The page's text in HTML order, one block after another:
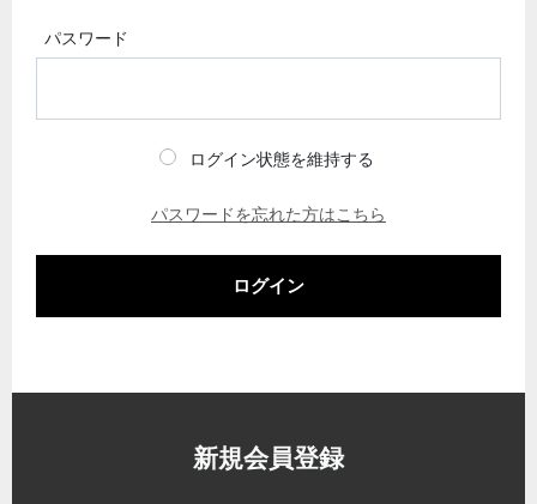
パスワード
ログイン状態を維持する
パスワードを忘れた方はこちら
ログイン
新規会員登録